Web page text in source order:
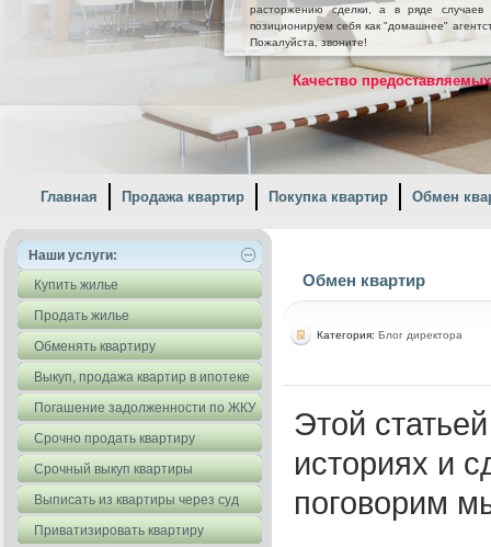
расторжению сделки, а в ряде
позиционируем себя как "домашнее"
Пожалуйста, звоните!
Качество
Главная Продажа квартир Покупка квартир Обмен
Наши услуги:
Купить жилье
Продать жилье
Обменять квартиру
Выкуп, продажа квартир в ипотеке
Погашение задолженности по ЖКУ
Срочно продать квартиру
Срочный выкуп квартиры
Выписать из квартиры через суд
Приватизировать квартиру
Обмен квартир
Категория: Блог директора
Этой
историях и
поговорим